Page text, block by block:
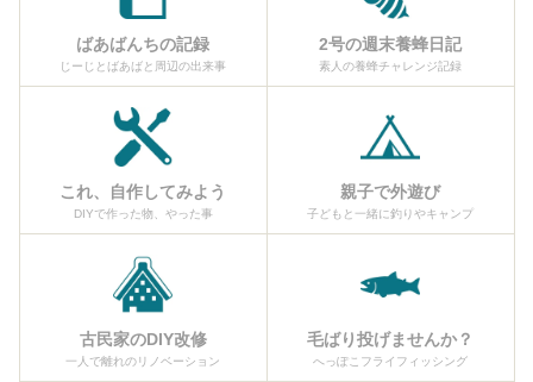
ばあばんちの記録
じーじとばあばと周辺の出来事
2号の週末養蜂日記
素人の養蜂チャレンジ記録
これ、自作してみよう
DIYで作った物、やった事
親子で外遊び
子どもと一緒に釣りやキャンプ
古民家のDIY改修
一人で離れのリノベーション
毛ばり投げませんか？
へっぽこフライフィッシング